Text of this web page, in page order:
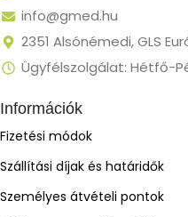
info@gmed.hu
2351 Alsónémedi, GLS
Ügyfélszolgálat: Hétfő-
Információk
Fizetési módok
Szállítási díjak és határidők
Személyes átvételi pontok